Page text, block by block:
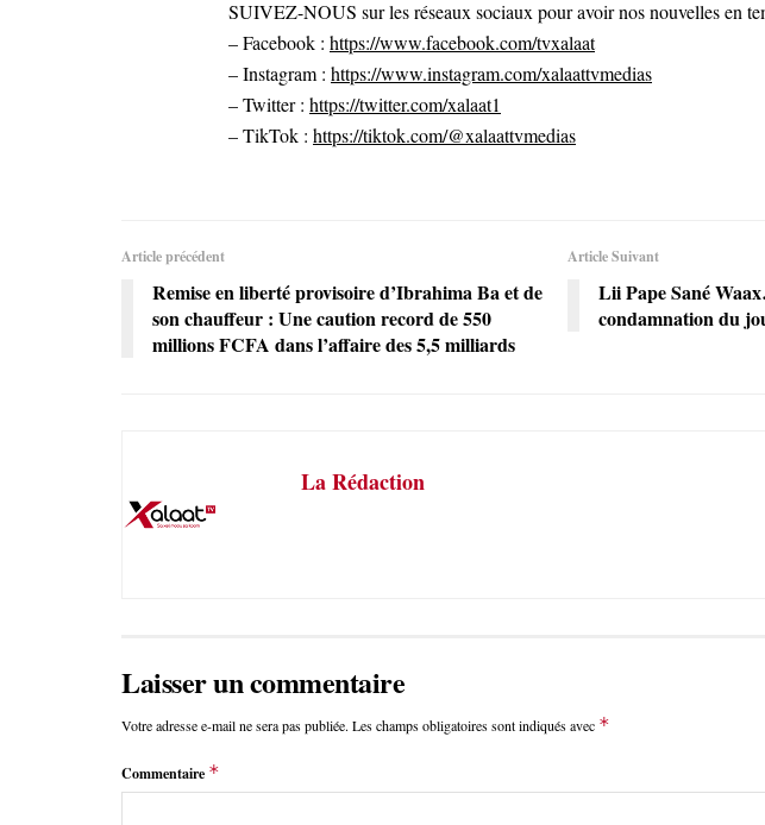
SUIVEZ-NOUS sur les réseaux sociaux pour avoir nos nouvelles en
– Facebook : https://www.facebook.com/tvxalaat
– Instagram : https://www.instagram.com/xalaattvmedias
– Twitter : https://twitter.com/xalaat1
– TikTok : https://tiktok.com/@xalaattvmedias
Article précédent
Remise en liberté provisoire d’Ibrahima Ba et de
son chauffeur : Une caution record de 550
millions FCFA dans l’affaire des 5,5 milliards
Article Suivant
Lii Pape Sané
condamnation du
La Rédaction
Laisser un commentaire
Votre adresse e-mail ne sera pas publiée. Les champs obligatoires sont indiqués avec *
Commentaire *